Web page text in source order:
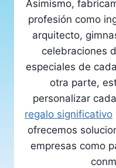
Asimismo,
profesión como
arquitecto,
celebraciones
especiales de
otra parte,
personalizar
regalo significativo
ofrecemos
empresas como